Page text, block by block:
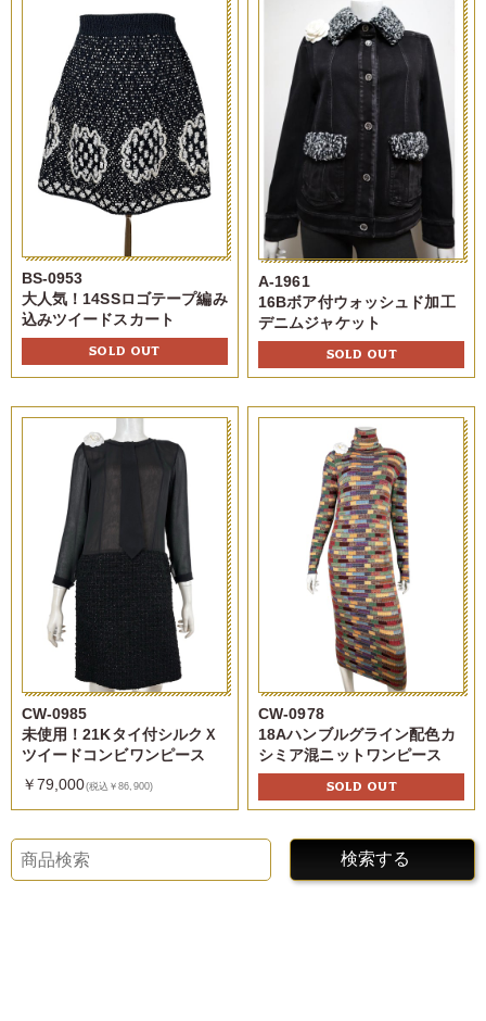
BS-0953
大人気！14SSロゴテープ編み
込みツイードスカート
SOLD OUT
A-1961
16Bボア付ウォッシュド加工
デニムジャケット
SOLD OUT
CW-0985
未使用！21Kタイ付シルクＸ
ツイードコンビワンピース
￥79,000(税込￥86,900)
CW-0978
18Aハンブルグライン配色カ
シミア混ニットワンピース
SOLD OUT
検索する